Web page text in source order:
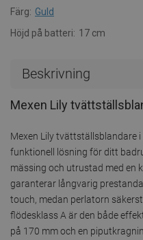
Färg: Guld
Höjd på batteri: 17 cm
Beskrivning
Mexen Lily
Mexen Lily tvättställsblandare
funktionell lösning för ditt
mässing och utrustad med en
garanterar långvarig
touch, medan perlatorn
flödesklass A är den både
på 170 mm och en